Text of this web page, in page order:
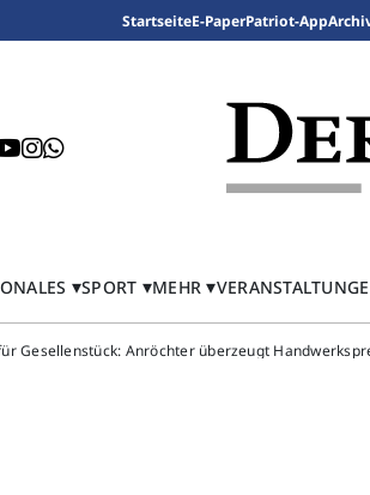
StartseiteE-PaperPatriot-App
SPORT MEHR
Gesellenstück: Anröchter überzeugt